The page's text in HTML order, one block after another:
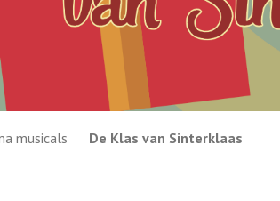
musicals De Klas van Sinterklaas